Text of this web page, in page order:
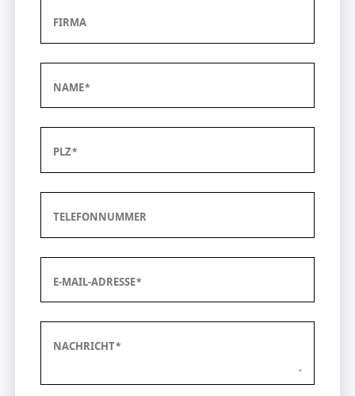
FIRMA
NAME
PLZ
TELEFONNUMMER
E-MAIL-ADRESSE
NACHRICHT